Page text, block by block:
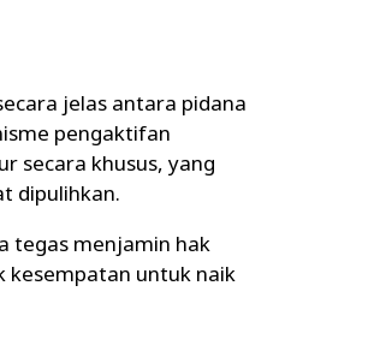
jelas antara pidana
pengaktifan
secara khusus, yang
dipulihkan.
tegas menjamin hak
kesempatan untuk naik